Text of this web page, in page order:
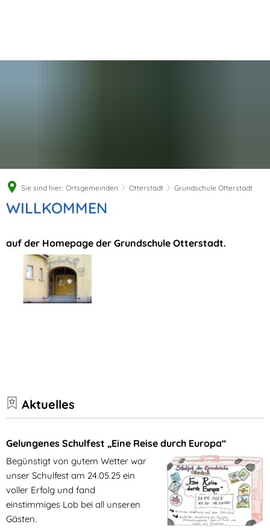
Sie sind hier: Ortsgemeinden Otterstadt Grundschule Otterstadt
Grundschule
WILLKOMMEN
auf der Homepage der Grundschule Otterstadt.
Aktuelles
Gelungenes Schulfest „Eine Reise durch Europa“
Begünstigt von gutem Wetter war
unser Schulfest am 24.05.25 ein
voller Erfolg und fand
einstimmiges Lob bei all unseren
Gästen.